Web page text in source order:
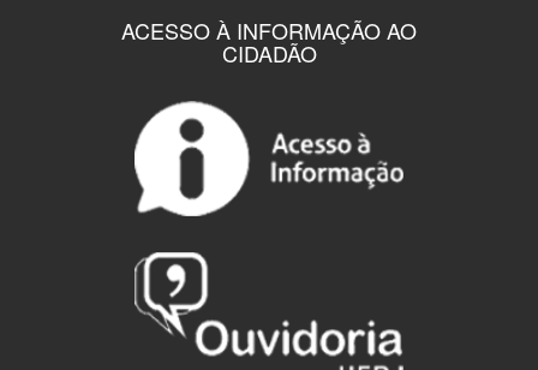
ACESSO À INFORMAÇÃO AO
CIDADÃO